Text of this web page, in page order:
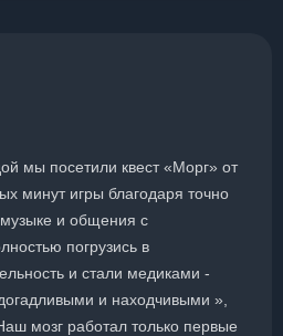
мы посетили квест «Морг» от
минут игры благодаря точно
и общения с
погрузись в
и стали медиками -
и находчивыми »,
мозг работал только первые